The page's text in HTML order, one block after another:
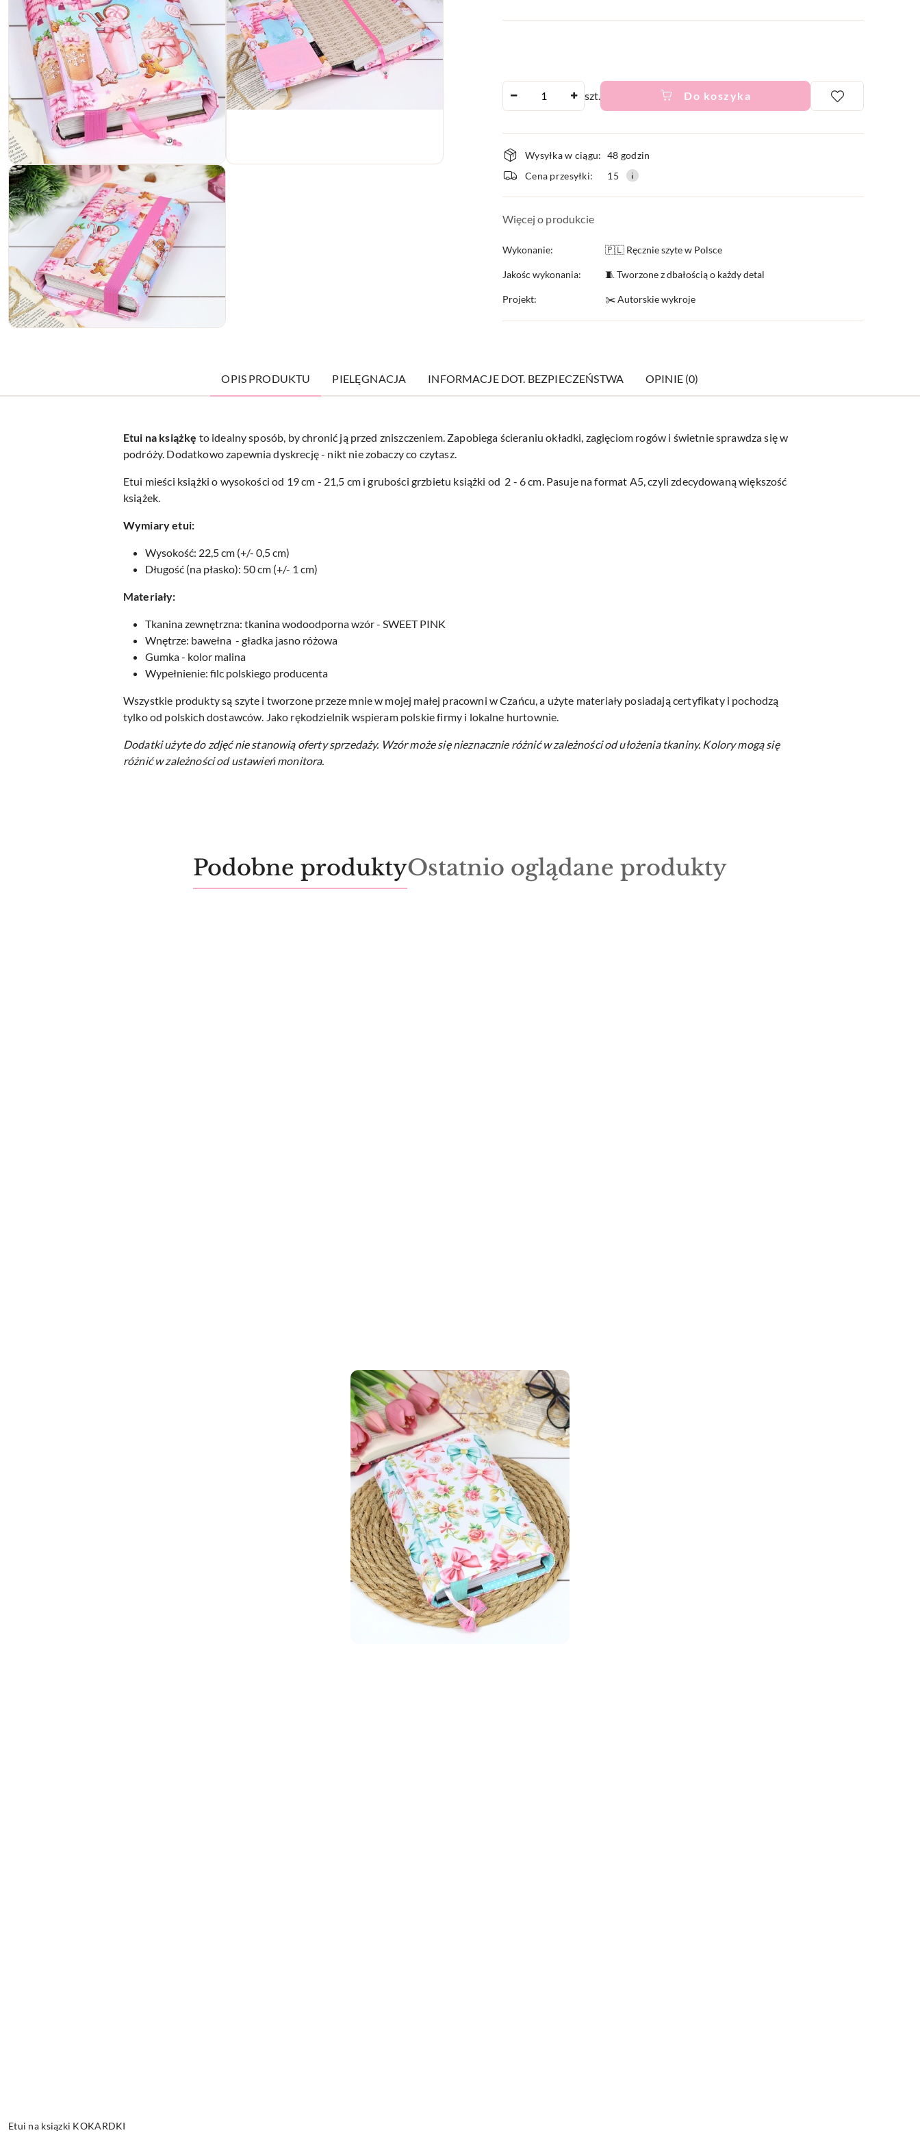
szt. Do koszyka
Dostępność
i
dostawa
Wysyłka w ciągu: 48 godzin
Cena przesyłki:
15
Więcej o produkcie
Wykonanie: 🇵🇱 Ręcznie szyte w Polsce
Jakośc wykonania: 🧵 Tworzone z dbałością o każdy detal
Projekt: ✂️ Autorskie wykroje
OPIS PRODUKTU PIELĘGNACJA INFORMACJE DOT. BEZPIECZEŃSTWA OPINIE (0)
Etui na książkę to idealny sposób, by chronić ją przed zniszczeniem. Zapobiega ścieraniu okładki, zagięciom rogów i świetnie sprawdza się w
podróży. Dodatkowo zapewnia dyskrecję - nikt nie zobaczy co czytasz.
Etui mieści książki o wysokości od 19 cm - 21,5 cm i grubości grzbietu książki od 2 - 6 cm. Pasuje na format A5, czyli zdecydowaną większość
książek.
Wymiary etui:
Wysokość: 22,5 cm (+/- 0,5 cm)
Długość (na płasko): 50 cm (+/- 1 cm)
Materiały:
Tkanina zewnętrzna: tkanina wodoodporna wzór - SWEET PINK
Wnętrze: bawełna - gładka jasno różowa
Gumka - kolor malina
Wypełnienie: filc polskiego producenta
Wszystkie produkty są szyte i tworzone przeze mnie w mojej małej pracowni w Czańcu, a użyte materiały posiadają certyfikaty i pochodzą
tylko od polskich dostawców. Jako rękodzielnik wspieram polskie firmy i lokalne hurtownie.
Dodatki użyte do zdjęć nie stanowią oferty sprzedaży. Wzór może się nieznacznie różnić w zależności od ułożenia tkaniny. Kolory mogą się
różnić w zależności od ustawień monitora.
Produkty
o
Podobne produktyProdukty
o
Ostatnio oglądane produkty
Etui na ksiązki KOKARDKI